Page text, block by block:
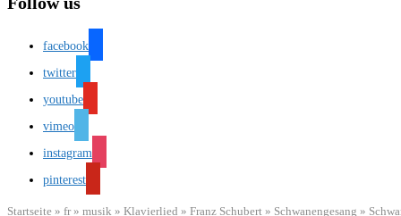
facebook
twitter
youtube
vimeo
instagram
pinterest
Startseite » fr» musik » Klavierlied » Franz Schubert » Schwanengesang »